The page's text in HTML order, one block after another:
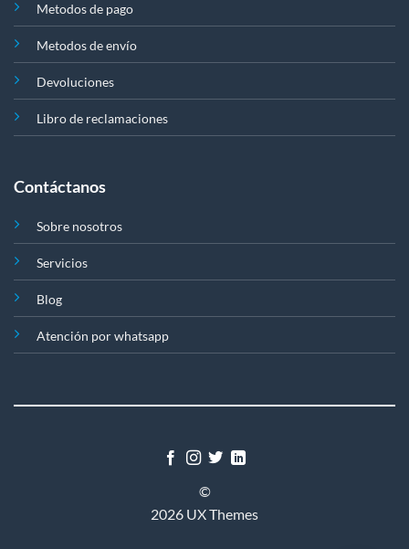
Metodos de pago
Metodos de envío
Devoluciones
Libro de reclamaciones
Contáctanos
Sobre nosotros
Servicios
Blog
Atención por whatsapp
©
2026 UX Themes